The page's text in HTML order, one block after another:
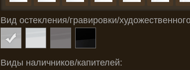
Вид остекления/гравировки/
Виды наличников/капителей: